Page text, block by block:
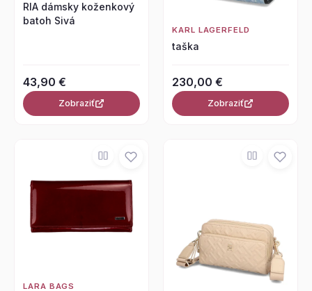
RIA dámsky koženkový
batoh Sivá
43,90 €
Zobraziť
KARL LAGERFELD
taška
230,00 €
Zobraziť
LARA BAGS